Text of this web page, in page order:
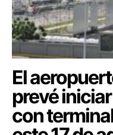
El
prevé
con